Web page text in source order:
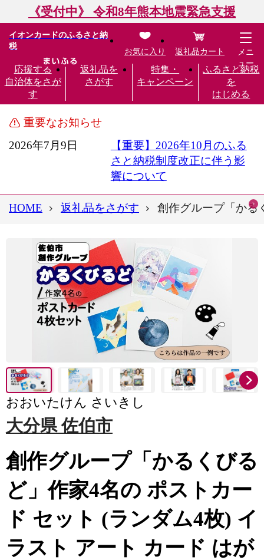
《受付中》 令和8年熊本地震緊急支援
イオンカードのふるさと納
税
応援する
自治体をさが
す
返礼品を
さがす
特集・
キャンペーン
ふるさと納税
を
はじめる
お気に入り 返礼品カート
メニ
ュー
重要なお知らせ
2026年7月9日
【重要】2026年10月のふる
さと納税制度改正に伴う影
響について
HOME 返礼品をさがす 創作グループ「かる
おおいたけん さいきし
大分県 佐伯市
創作グループ「かるくびる
ど」作家4名の ポストカー
ド セット (ランダム4枚) イ
ラスト アート カード はが